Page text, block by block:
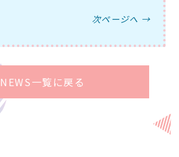
次ページへ →
NEWS一覧に戻る